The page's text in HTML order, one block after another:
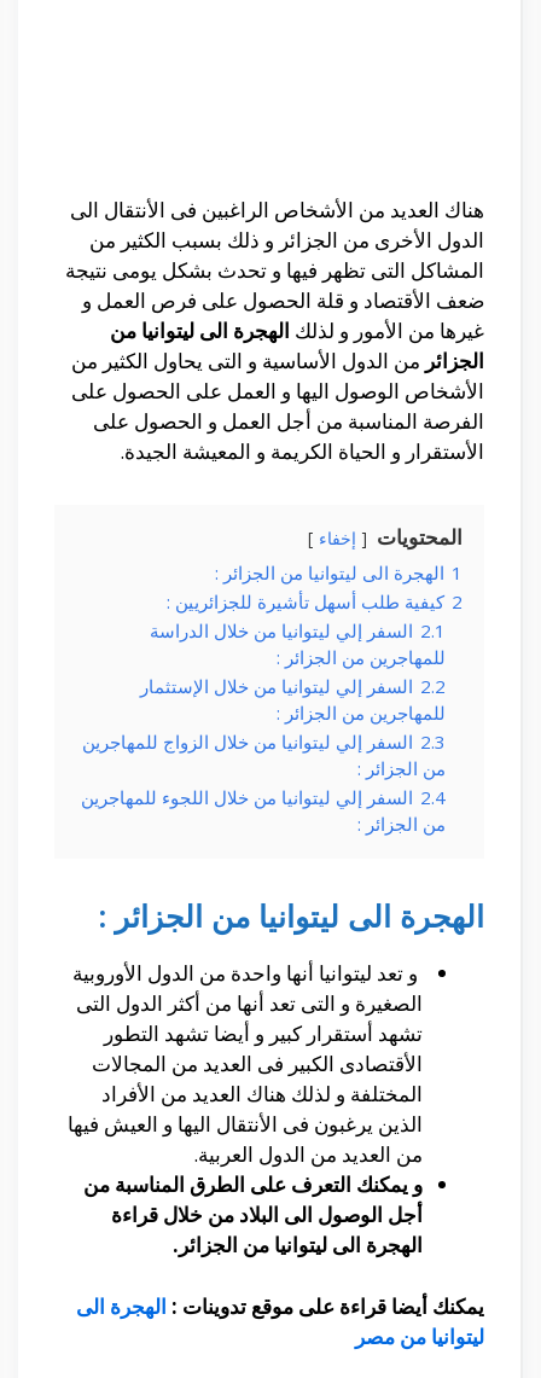
هناك العديد من الأشخاص الراغبين فى الأنتقال الى
الدول الأخرى من الجزائر و ذلك بسبب الكثير من
المشاكل التى تظهر فيها و تحدث بشكل يومى نتيجة
ضعف الأقتصاد و قلة الحصول على فرص العمل و
غيرها من الأمور و لذلك الهجرة الى ليتوانيا من
الجزائر من الدول الأساسية و التى يحاول الكثير من
الأشخاص الوصول اليها و العمل على الحصول على
الفرصة المناسبة من أجل العمل و الحصول على
الأستقرار و الحياة الكريمة و المعيشة الجيدة.
المحتويات إخفاء
1 الهجرة الى ليتوانيا من الجزائر :
2 كيفية طلب أسهل تأشيرة للجزائريين :
2.1 السفر إلي ليتوانيا من خلال الدراسة
للمهاجرين من الجزائر :
2.2 السفر إلي ليتوانيا من خلال الإستثمار
للمهاجرين من الجزائر :
2.3 السفر إلي ليتوانيا من خلال الزواج للمهاجرين
من الجزائر :
2.4 السفر إلي ليتوانيا من خلال اللجوء للمهاجرين
من الجزائر :
الهجرة الى ليتوانيا من الجزائر :
و تعد ليتوانيا أنها واحدة من الدول الأوروبية
الصغيرة و التى تعد أنها من أكثر الدول التى
تشهد أستقرار كبير و أيضا تشهد التطور
الأقتصادى الكبير فى العديد من المجالات
المختلفة و لذلك هناك العديد من الأفراد
الذين يرغبون فى الأنتقال اليها و العيش فيها
من العديد من الدول العربية.
و يمكنك التعرف على الطرق المناسبة من
أجل الوصول الى البلاد من خلال قراءة
الهجرة الى ليتوانيا من الجزائر.
يمكنك أيضا قراءة على موقع تدوينات : الهجرة الى
ليتوانيا من مصر